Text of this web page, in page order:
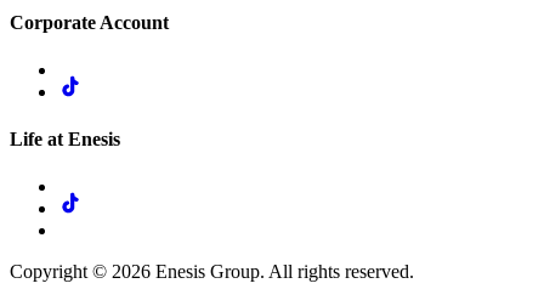
Corporate Account
Life at Enesis
Copyright © 2026 Enesis Group. All rights reserved.